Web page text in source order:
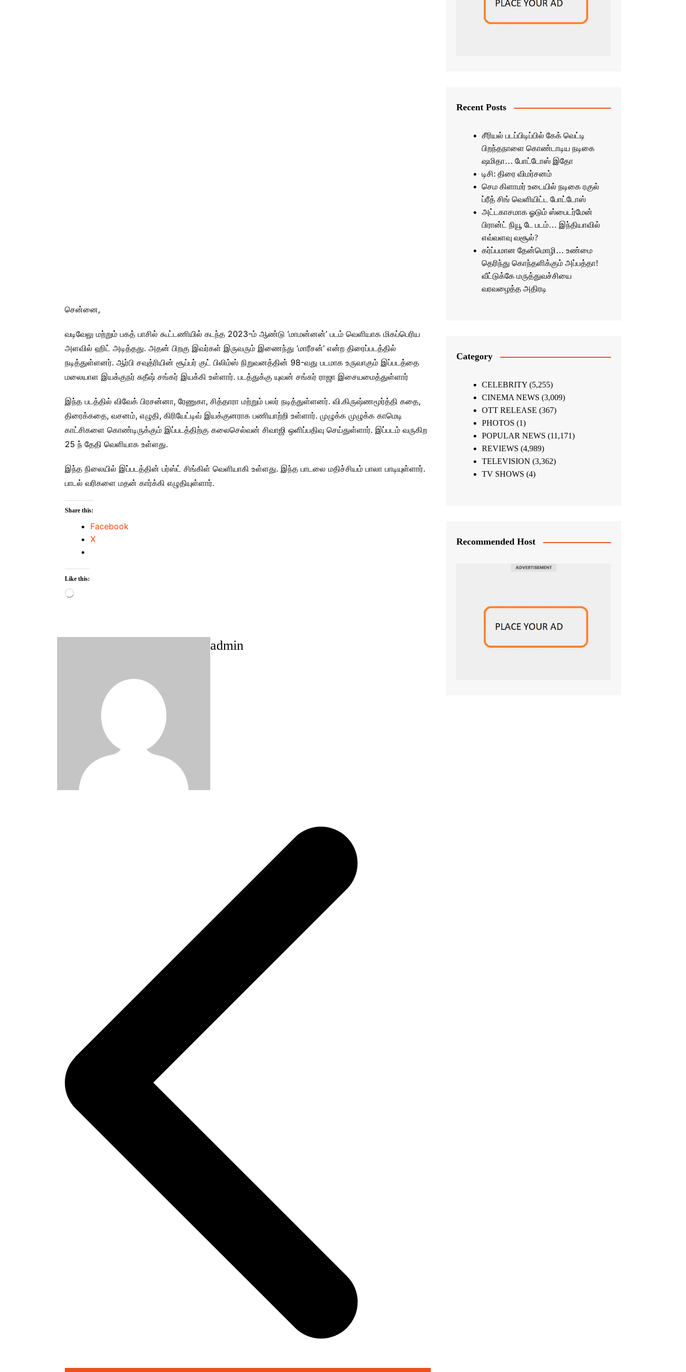
சென்னை,
வடிவேலு மற்றும் பகத் பாசில் கூட்டணியில் கடந்த 2023-ம் ஆண்டு ‘மாமன்னன்’ படம் வெளியாக மிகப்பெரிய
அளவில் ஹிட் அடித்தது. அதன் பிறகு இவர்கள் இருவரும் இணைந்து ‘மாரீசன்’ என்ற திரைப்படத்தில்
நடித்துள்ளனர். ஆர்பி சவுத்ரியின் சூப்பர் குட் பிலிம்ஸ் நிறுவனத்தின் 98-வது படமாக உருவாகும் இப்படத்தை
மலையாள இயக்குநர் சுதீஷ் சங்கர் இயக்கி உள்ளார். படத்துக்கு யுவன் சங்கர் ராஜா இசையமைத்துள்ளார்
இந்த படத்தில் விவேக் பிரசன்னா, ரேணுகா, சித்தாரா மற்றும் பலர் நடித்துள்ளனர். வி.கிருஷ்ணமூர்த்தி கதை,
திரைக்கதை, வசனம், எழுதி, கிரியேட்டிவ் இயக்குனராக பணியாற்றி உள்ளார். முழுக்க முழுக்க காமெடி
காட்சிகளை கொண்டிருக்கும் இப்படத்திற்கு கலைசெல்வன் சிவாஜி ஒளிப்பதிவு செய்துள்ளார். இப்படம் வருகிற
25 ந் தேதி வெளியாக உள்ளது.
இந்த நிலையில் இப்படத்தின் பர்ஸ்ட் சிங்கிள் வெளியாகி உள்ளது. இந்த பாடலை மதிச்சியம் பாலா பாடியுள்ளார்.
பாடல் வரிகளை மதன் கார்க்கி எழுதியுள்ளார்.
Share this:
Facebook
X
Like this:
Loading…
admin
Recent Posts
சீரியல் படப்பிடிப்பில் கேக் வெட்டி
பிறந்தநாளை கொண்டாடிய நடிகை
ஷமிதா… போட்டோஸ் இதோ
டிசி: திரை விமர்சனம்
செம கிளாமர் உடையில் நடிகை ரகுல்
ப்ரீத் சிங் வெளியிட்ட போட்டோஸ்
அட்டகாசமாக ஓடும் ஸ்பைடர்மேன்
பிரான்ட் நியூ டே படம்… இந்தியாவில்
எவ்வளவு வசூல்?
கர்ப்பமான தேன்மொழி… உண்மை
தெரிந்து கொந்தளிக்கும் அப்பத்தா!
வீட்டுக்கே மருத்துவச்சியை
வரவழைத்த அதிரடி
Category
CELEBRITY(5,255)
CINEMA NEWS (3,009)
OTT RELEASE (367)
PHOTOS (1)
POPULAR NEWS (11,171)
REVIEWS (4,989)
TELEVISION (3,362)
TV SHOWS (4)
Recommended Host